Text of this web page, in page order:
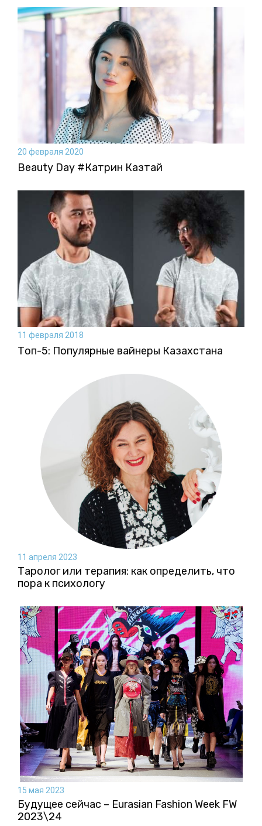
20 февраля 2020
Beauty Day #Катрин Казтай
11 февраля 2018
Топ-5: Популярные вайнеры Казахстана
11 апреля 2023
Таролог или терапия: как определить, что
пора к психологу
15 мая 2023
Будущее сейчас – Eurasian Fashion Week FW
2023\24